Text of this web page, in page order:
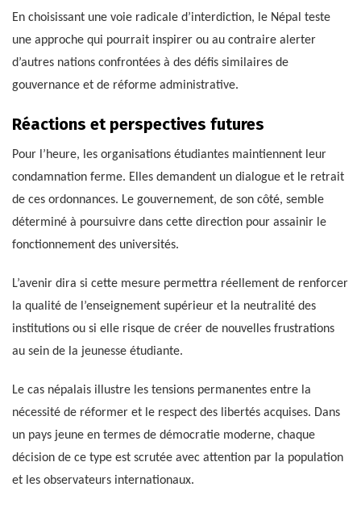
En choisissant une voie radicale d’interdiction, le Népal teste
une approche qui pourrait inspirer ou au contraire alerter
d’autres nations confrontées à des défis similaires de
gouvernance et de réforme administrative.
Réactions et perspectives futures
Pour l’heure, les organisations étudiantes maintiennent leur
condamnation ferme. Elles demandent un dialogue et le retrait
de ces ordonnances. Le gouvernement, de son côté, semble
déterminé à poursuivre dans cette direction pour assainir le
fonctionnement des universités.
L’avenir dira si cette mesure permettra réellement de renforcer
la qualité de l’enseignement supérieur et la neutralité des
institutions ou si elle risque de créer de nouvelles frustrations
au sein de la jeunesse étudiante.
Le cas népalais illustre les tensions permanentes entre la
nécessité de réformer et le respect des libertés acquises. Dans
un pays jeune en termes de démocratie moderne, chaque
décision de ce type est scrutée avec attention par la population
et les observateurs internationaux.